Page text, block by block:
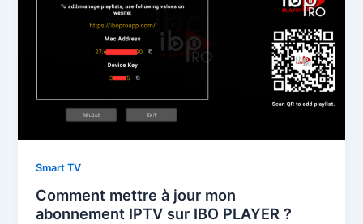
Smart TV
Comment mettre à jour mon
abonnement IPTV sur IBO PLAYER ?